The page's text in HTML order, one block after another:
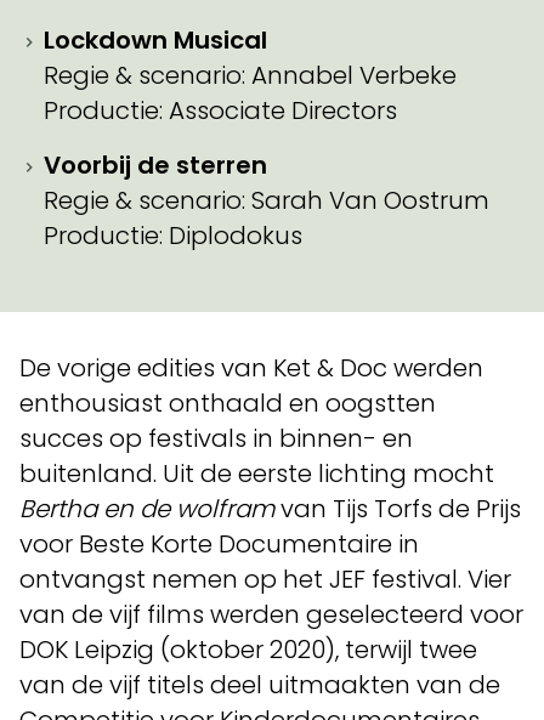
Lockdown Musical
Regie & scenario: Annabel Verbeke
Productie: Associate Directors
Voorbij de sterren
Regie & scenario: Sarah Van Oostrum
Productie: Diplodokus
De vorige edities van Ket & Doc werden
enthousiast onthaald en oogstten
succes op festivals in binnen- en
buitenland. Uit de eerste lichting mocht
Bertha en de wolframvan Tijs Torfs de Prijs
voor Beste Korte Documentaire in
ontvangst nemen op het JEF festival. Vier
van de vijf films werden geselecteerd voor
DOK Leipzig (oktober 2020), terwijl twee
van de vijf titels deel uitmaakten van de